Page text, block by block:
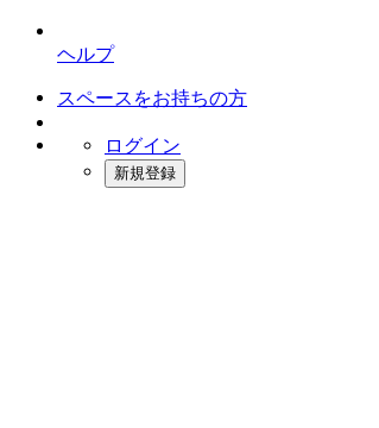
ヘルプ
スペースをお持ちの方
ログイン
新規登録